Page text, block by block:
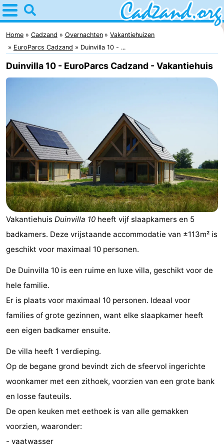
Home
Cadzand
Tips
Voor
Appartementen
Campings
Hotels
Vakantiehuizen
Bad
-
Resort
Nieuwvliet-
Bad
De
Meulinge
-
EuroParcs
Cadzand
-
Hoogduin
-
Noordzee
Résidence
Cadzand-
Bad
-
Resort
Nieuwvliet-
Bad
-
Schoneveld
-
Strand
Resort
-
Waterdunen
-
Home Cadzand Overnachten
Vakantiehuizen
EuroParcs Cadzand
Duinvilla 10 - ...
Duinvilla 10 - EuroParcs Cadzand - Vakantiehuis
Vakantiehuis Duinvilla 10 heeft vijf slaapkamers en 5
badkamers. Deze vrijstaande accommodatie van ±113m² is
geschikt voor maximaal 10 personen.
De Duinvilla 10 is een ruime en luxe villa, geschikt voor de
hele familie.
Er is plaats voor maximaal 10 personen. Ideaal voor
families of grote gezinnen, want elke slaapkamer heeft
een eigen badkamer ensuite.
De villa heeft 1 verdieping.
Op de begane grond bevindt zich de sfeervol ingerichte
woonkamer met een zithoek, voorzien van een grote bank
en losse fauteuils.
De open keuken met eethoek is van alle gemakken
voorzien, waaronder:
- vaatwasser